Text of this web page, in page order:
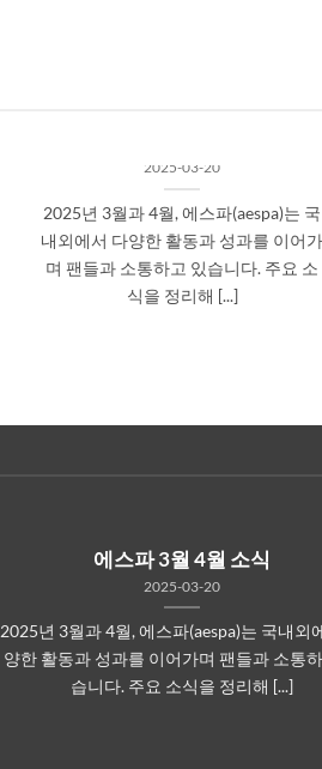
2025-03-20
2025년 3월과 4월, 에스파(aespa)는 국
내외에서 다양한 활동과 성과를 이어가
며 팬들과 소통하고 있습니다. 주요 소
식을 정리해 [...]
에스파 3월 4월 소식
2025-03-20
2025년 3월과 4월, 에스파(aespa)는 국내외
양한 활동과 성과를 이어가며 팬들과 소통
습니다. 주요 소식을 정리해 [...]